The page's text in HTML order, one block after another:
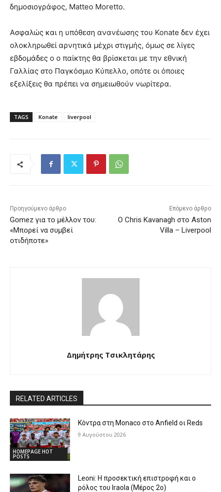
δημοσιογράφος, Matteo Moretto.
Ασφαλώς και η υπόθεση ανανέωσης του Konate δεν έχει
ολοκληρωθεί αρνητικά μέχρι στιγμής, όμως σε λίγες
εβδομάδες ο ο παίκτης θα βρίσκεται με την εθνική
Γαλλίας στο Παγκόσμιο Κύπελλο, οπότε οι όποιες
εξελίξεις θα πρέπει να σημειωθούν νωρίτερα.
TAGS Konate liverpool
Προηγούμενο άρθρο
Gomez για το μέλλον του:
«Μπορεί να συμβεί
οτιδήποτε»
Επόμενο άρθρο
Ο Chris Kavanagh στο Aston
Villa – Liverpool
Δημήτρης Τσικλητάρης
RELATED ARTICLES
HOMEPAGE HOT
POSTS
Κόντρα στη Monaco στο Anfield οι Reds
9 Αυγούστου 2026
Leoni: Η προσεκτική επιστροφή και ο
ρόλος του Iraola (Μέρος 2ο)